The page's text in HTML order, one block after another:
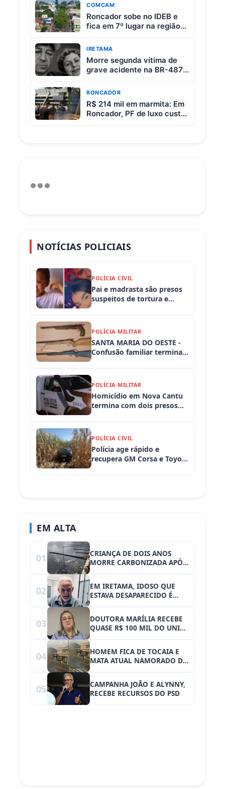
COMCAM
Roncador sobe no IDEB e
fica em 7º lugar na região
IRETAMA
Morre segunda vítima de
grave acidente na BR-487
RONCADOR
R$ 214 mil em marmita: Em
Roncador, PF de luxo custa
NOTÍCIAS POLICIAIS
POLÍCIA CIVIL
Pai e madrasta são presos
suspeitos de tortura e
POLÍCIA MILITAR
SANTA MARIA DO OESTE -
Confusão familiar termina
armas apreendidas
POLÍCIA MILITAR
Homicídio em Nova Cantu
termina com dois presos
POLÍCIA CIVIL
Polícia age rápido e
recupera GM Corsa e Toyota
EM ALTA
01
CRIANÇA DE DOIS ANOS
MORRE CARBONIZADA APÓS
02
EM IRETAMA, IDOSO QUE
ESTAVA DESAPARECIDO É
03
DOUTORA MARÍLIA RECEBE
QUASE R$ 100 MIL DO UNIÃO
04
HOMEM FICA DE TOCAIA E
MATA ATUAL NAMORADO DA
PLENA LUZ DO DIA
05
CAMPANHA JOÃO E ALYNNY,
RECEBE RECURSOS DO PSD